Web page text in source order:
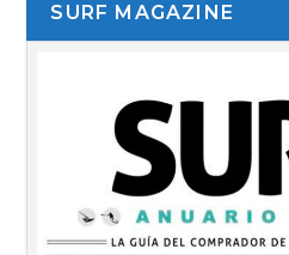
SURF MAGAZINE